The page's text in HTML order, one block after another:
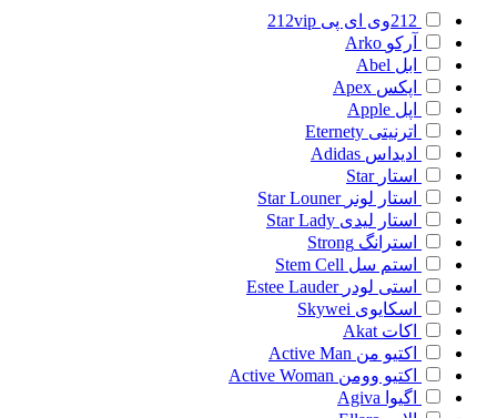
212وی ای پی
212vip
آرکو Arko
ابل Abel
اپکس Apex
اپل Apple
اترنیتی Eternety
ادیداس Adidas
استار Star
استار لونر Star Louner
استار لیدی Star Lady
استرانگ Strong
استم سل Stem Cell
استی لودر Estee Lauder
اسکایوی Skywei
اکات Akat
اکتیو من Active Man
اکتیو وومن Active Woman
اگیوا Agiva